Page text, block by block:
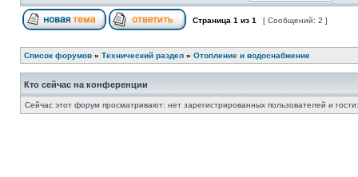
Страница 1 из 1 [ Сообщений: 2 ]
Список форумов » Технический раздел » Отопление и водоснабжение
Кто сейчас на конференции
Сейчас этот форум просматривают: нет зарегистрированных пользователей и